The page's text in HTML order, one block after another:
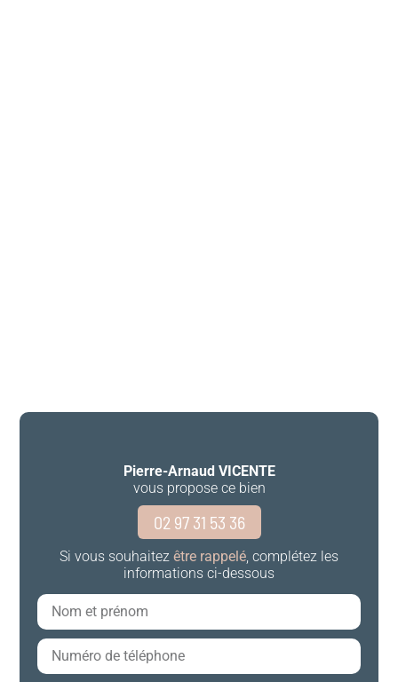
Pierre-Arnaud VICENTE
vous propose ce bien
02 97 31 53 36
Si vous souhaitez être rappelé , complétez les
informations ci-dessous